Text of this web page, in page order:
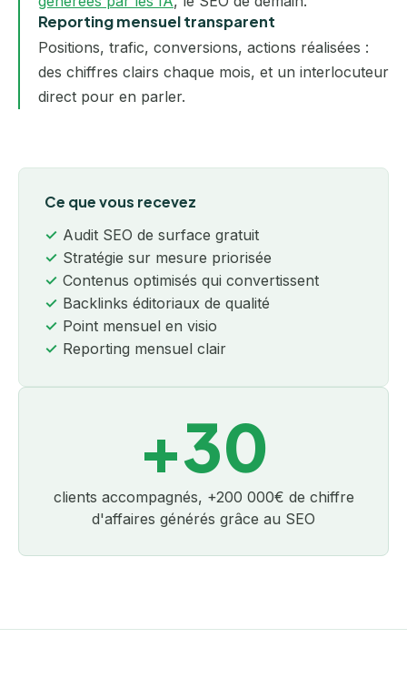
Reporting mensuel transparent
Positions, trafic, conversions, actions réalisées :
des chiffres clairs chaque mois, et un interlocuteur
direct pour en parler.
Ce que vous recevez
Audit SEO de surface gratuit
Stratégie sur mesure priorisée
Contenus optimisés qui convertissent
Backlinks éditoriaux de qualité
Point mensuel en visio
Reporting mensuel clair
+30
clients accompagnés, +200 000€ de chiffre
d'affaires générés grâce au SEO